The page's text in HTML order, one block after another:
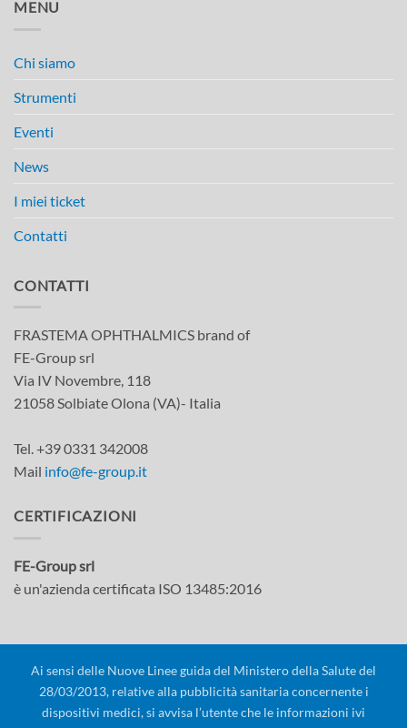
MENU
Chi siamo
Strumenti
Eventi
News
I miei ticket
Contatti
CONTATTI
FRASTEMA OPHTHALMICS brand of
FE-Group srl
Via IV Novembre, 118
21058 Solbiate Olona (VA)- Italia
Tel. +39 0331 342008
Mail info@fe-group.it
CERTIFICAZIONI
FE-Group srl
è un'azienda certificata ISO 13485:2016
Ai sensi delle Nuove Linee guida del Ministero della Salute del
28/03/2013, relative alla pubblicità sanitaria concernente i
dispositivi medici, si avvisa l’utente che le informazioni ivi